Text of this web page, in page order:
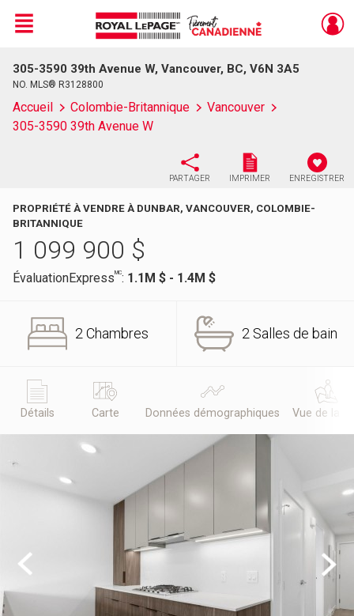
Live
En Direct
Menu
305-3590 39th Avenue W, Vancouver, BC, V6N 3A5
NO. MLS® R3128800
Accueil Colombie-Britannique
Vancouver
305-3590 39th Avenue W
PARTAGER IMPRIMER ENREGISTRER
PROPRIÉTÉ À VENDRE À DUNBAR, VANCOUVER, COLOMBIE-
BRITANNIQUE
1 099 900 $
ÉvaluationExpressMC: 1.1M $ - 1.4M $
2 Chambres 2 Salles de bain
Détails Carte Données démographiques Vue de la
Previous Next